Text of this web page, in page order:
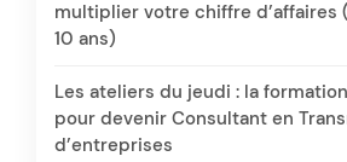
multiplier votre chiffre d’affaires
10 ans)
Les ateliers du jeudi : la
pour devenir Consultant en
d’entreprises